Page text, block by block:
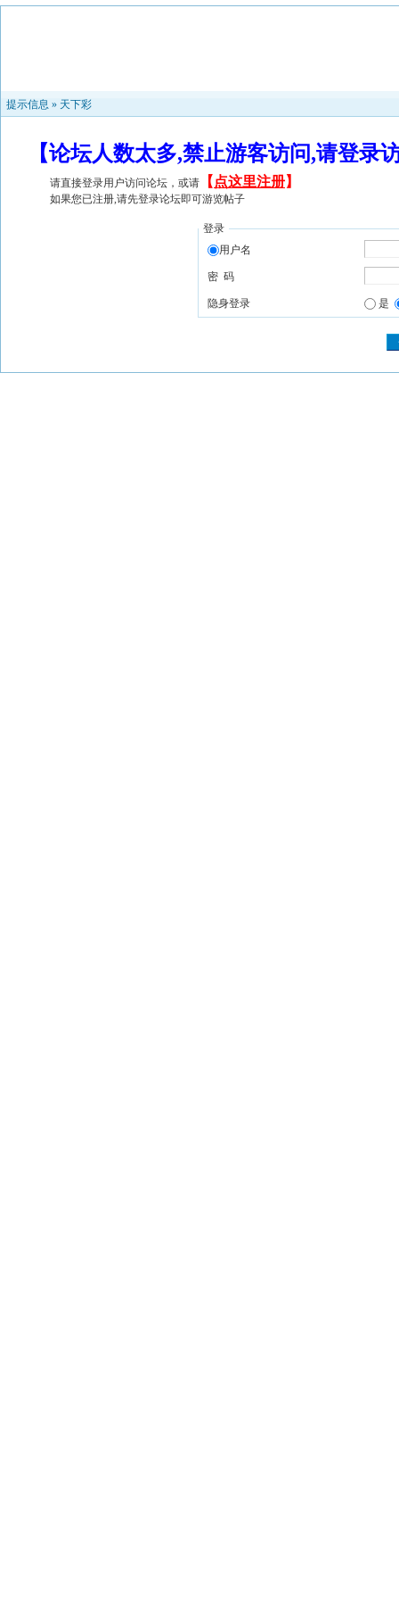
提示信息 » 天下彩
【论坛人数太多,禁止游客访问,请登
请直接登录用户访问论坛，或请 【 点这里注册】
如果您已注册,请先登录论坛即可游览帖子
登录
用户名
密 码
隐身登录 是